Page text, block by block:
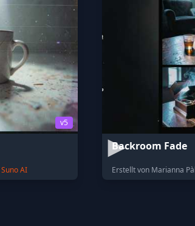
v5
Suno AI
Backroom Fade
Erstellt von Marianna